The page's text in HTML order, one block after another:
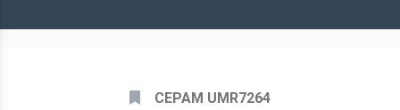
CEPAM UMR7264